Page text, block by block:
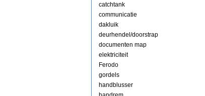
catchtank
communicatie
dakluik
deurhendel/doorstrap
documenten map
elektriciteit
Ferodo
gordels
handblusser